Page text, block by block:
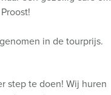
in de tourprijs.
step te doen! Wij huren